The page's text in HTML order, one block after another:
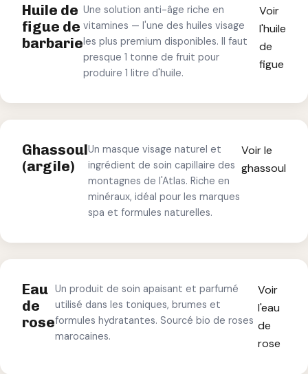
Huile de
figue de
barbarie
Une solution anti-âge riche en
vitamines — l'une des huiles visage
les plus premium disponibles. Il faut
presque 1 tonne de fruit pour
produire 1 litre d'huile.
Voir
l'huile
de
figue
Ghassoul
(argile)
Un masque visage naturel et
ingrédient de soin capillaire des
montagnes de l'Atlas. Riche en
minéraux, idéal pour les marques
spa et formules naturelles.
Voir le
ghassoul
Eau
de
rose
Un produit de soin apaisant et parfumé
utilisé dans les toniques, brumes et
formules hydratantes. Sourcé bio de roses
marocaines.
Voir
l'eau
de
rose